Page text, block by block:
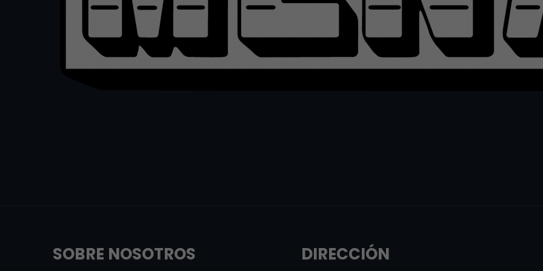
SOBRE NOSOTROS DIRECCIÓN